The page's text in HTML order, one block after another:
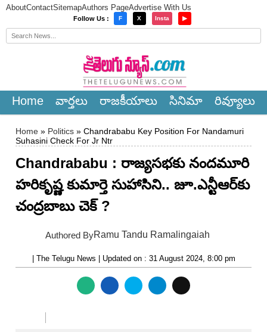
AboutContactSitemapAuthors PageAdvertise With Us
Follow Us : F X Insta ▶
Home వార్త‌లు రాజ‌కీయాలు సినిమా రివ్యూలు
Home » Politics » Chandrababu Key Position For Nandamuri
Suhasini Check For Jr Ntr
Chandrababu : రాజ్య‌స‌భ‌కు నందమూరి
హరికృష్ణ కుమార్తె సుహాసిని.. జూ.ఎన్టీఆర్‌కు
చంద్ర‌బాబు చెక్ ?
Authored ByRamu Tandu Ramalingaiah
| The Telugu News | Updated on : 31 August 2024, 8:00 pm